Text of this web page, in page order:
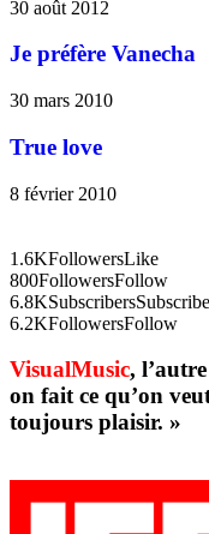
30 août 2012
Je préfère Vanecha
30 mars 2010
True love
8 février 2010
1.6KFollowersLike
800FollowersFollow
6.8KSubscribersSubscribe
6.2KFollowersFollow
VisualMusic,
on fait ce qu’on
toujours plaisir. »